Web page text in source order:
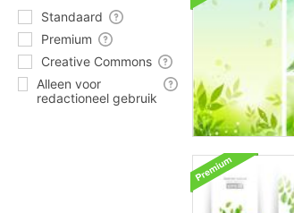
Standaard
Premium
Creative Commons
Alleen voor
redactioneel gebruik